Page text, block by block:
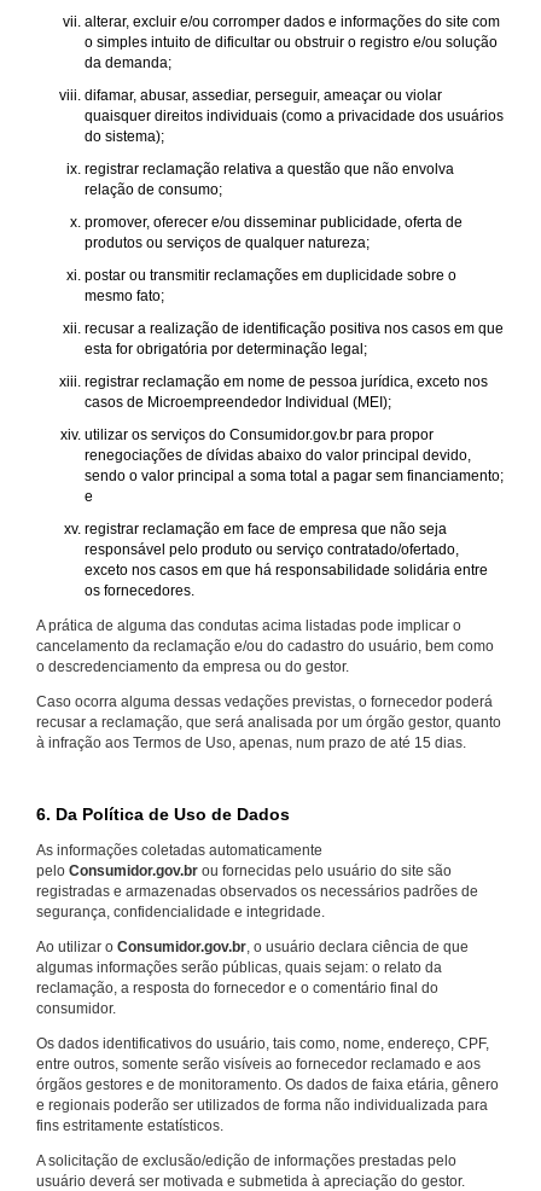
alterar, excluir e/ou corromper dados e informações do site com
o simples intuito de dificultar ou obstruir o registro e/ou solução
da demanda;
difamar, abusar, assediar, perseguir, ameaçar ou violar
quaisquer direitos individuais (como a privacidade dos usuários
do sistema);
registrar reclamação relativa a questão que não envolva
relação de consumo;
promover, oferecer e/ou disseminar publicidade, oferta de
produtos ou serviços de qualquer natureza;
postar ou transmitir reclamações em duplicidade sobre o
mesmo fato;
recusar a realização de identificação positiva nos casos em que
esta for obrigatória por determinação legal;
registrar reclamação em nome de pessoa jurídica, exceto nos
casos de Microempreendedor Individual (MEI);
utilizar os serviços do Consumidor.gov.br para propor
renegociações de dívidas abaixo do valor principal devido,
sendo o valor principal a soma total a pagar sem financiamento;
e
registrar reclamação em face de empresa que não seja
responsável pelo produto ou serviço contratado/ofertado,
exceto nos casos em que há responsabilidade solidária entre
os fornecedores.
A prática de alguma das condutas acima listadas pode implicar o
cancelamento da reclamação e/ou do cadastro do usuário, bem como
o descredenciamento da empresa ou do gestor.
Caso ocorra alguma dessas vedações previstas, o fornecedor poderá
recusar a reclamação, que será analisada por um órgão gestor, quanto
à infração aos Termos de Uso, apenas, num prazo de até 15 dias.
6. Da Política de Uso de Dados
As informações coletadas automaticamente
pelo Consumidor.gov.br ou fornecidas pelo usuário do site são
registradas e armazenadas observados os necessários padrões de
segurança, confidencialidade e integridade.
Ao utilizar o Consumidor.gov.br , o usuário declara ciência de que
algumas informações serão públicas, quais sejam: o relato da
reclamação, a resposta do fornecedor e o comentário final do
consumidor.
Os dados identificativos do usuário, tais como, nome, endereço, CPF,
entre outros, somente serão visíveis ao fornecedor reclamado e aos
órgãos gestores e de monitoramento. Os dados de faixa etária, gênero
e regionais poderão ser utilizados de forma não individualizada para
fins estritamente estatísticos.
A solicitação de exclusão/edição de informações prestadas pelo
usuário deverá ser motivada e submetida à apreciação do gestor.